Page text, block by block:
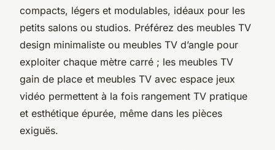
compacts, légers et modulables, idéaux pour les
petits salons ou studios. Préférez des meubles TV
design minimaliste ou meubles TV d’angle pour
exploiter chaque mètre carré ; les meubles TV
gain de place et meubles TV avec espace jeux
vidéo permettent à la fois rangement TV pratique
et esthétique épurée, même dans les pièces
exiguës.